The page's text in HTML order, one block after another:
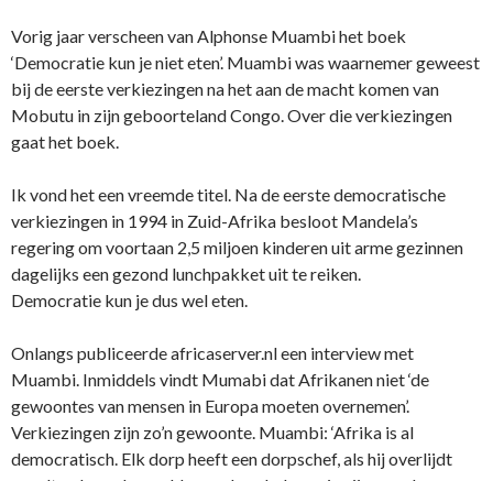
Vorig jaar verscheen van Alphonse Muambi het boek
‘Democratie kun je niet eten’. Muambi was waarnemer geweest
bij de eerste verkiezingen na het aan de macht komen van
Mobutu in zijn geboorteland Congo. Over die verkiezingen
gaat het boek.
Ik vond het een vreemde titel. Na de eerste democratische
verkiezingen in 1994 in Zuid-Afrika besloot Mandela’s
regering om voortaan 2,5 miljoen kinderen uit arme gezinnen
dagelijks een gezond lunchpakket uit te reiken.
Democratie kun je dus wel eten.
Onlangs publiceerde africaserver.nl een interview met
Muambi. Inmiddels vindt Mumabi dat Afrikanen niet ‘de
gewoontes van mensen in Europa moeten overnemen’.
Verkiezingen zijn zo’n gewoonte. Muambi: ‘Afrika is al
democratisch. Elk dorp heeft een dorpschef, als hij overlijdt